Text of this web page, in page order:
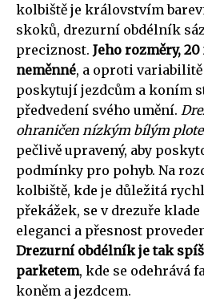
kolbiště je královstvím
skoků, drezurní obdélník
preciznost. Jeho rozměry,
neměnné, a oproti
poskytují jezdcům a koním
předvedení svého umění.
ohraničen nízkým bílým
pečlivě upravený, aby
podmínky pro pohyb. Na
kolbiště, kde je důležitá
překážek, se v drezuře
eleganci a přesnost
Drezurní obdélník je tak
parketem, kde se odehrává
koněm a jezdcem.